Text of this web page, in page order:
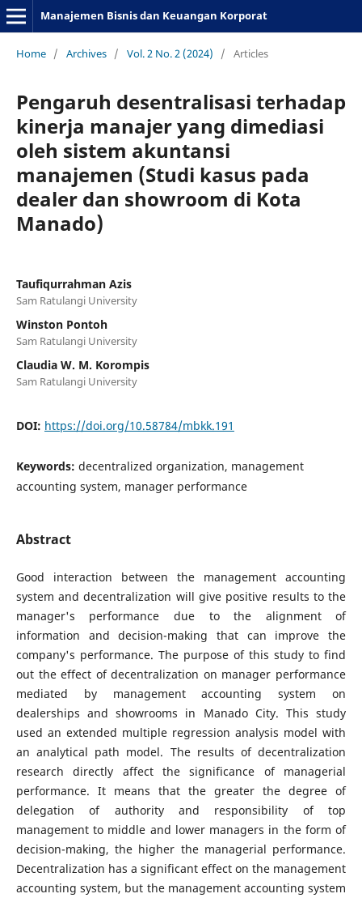
Manajemen Bisnis dan Keuangan Korporat
Home / Archives / Vol. 2 No. 2 (2024) / Articles
Pengaruh desentralisasi terhadap
kinerja manajer yang dimediasi
oleh sistem akuntansi
manajemen (Studi kasus pada
dealer dan showroom di Kota
Manado)
Taufiqurrahman Azis
Sam Ratulangi University
Winston Pontoh
Sam Ratulangi University
Claudia W. M. Korompis
Sam Ratulangi University
DOI: https://doi.org/10.58784/mbkk.191
Keywords: decentralized organization, management
accounting system, manager performance
Abstract
Good interaction between the management accounting
system and decentralization will give positive results to the
manager's performance due to the alignment of
information and decision-making that can improve the
company's performance. The purpose of this study to find
out the effect of decentralization on manager performance
mediated by management accounting system on
dealerships and showrooms in Manado City. This study
used an extended multiple regression analysis model with
an analytical path model. The results of decentralization
research directly affect the significance of managerial
performance. It means that the greater the degree of
delegation of authority and responsibility of top
management to middle and lower managers in the form of
decision-making, the higher the managerial performance.
Decentralization has a significant effect on the management
accounting system, but the management accounting system